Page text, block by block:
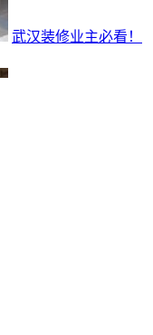
武汉装修业主必看！